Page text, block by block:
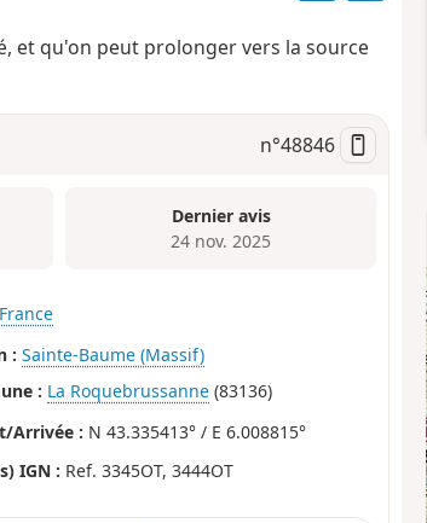
et qu'on peut prolonger vers la source
n°48846
Dernier avis
24 nov. 2025
France
: Sainte-Baume (Massif)
: La Roquebrussanne (83136)
Arrivée : N 43.335413° / E 6.008815°
IGN : Ref. 3345OT, 3444OT